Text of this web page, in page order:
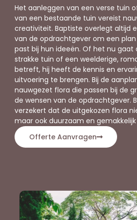
Het aanleggen van een verse tuin
van een bestaande tuin vereist
creativiteit. Baptiste overlegt altijd
van de opdrachtgever om een
past bij hun ideeën. Of het nu gaat
strakke tuin of een weelderige,
betreft, hij heeft de kennis en
uitvoering te brengen. Bij de
nauwgezet flora die passen bij de
de wensen van de opdrachtgever.
verzekert dat de uitgekozen flora
maar ook duurzaam en
Offerte Aanvragen